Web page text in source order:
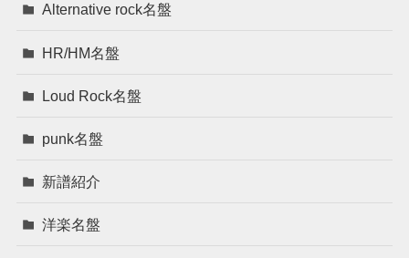
Alternative rock名盤
HR/HM名盤
Loud Rock名盤
punk名盤
新譜紹介
洋楽名盤